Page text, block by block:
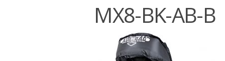
MX8-BK-AB-B